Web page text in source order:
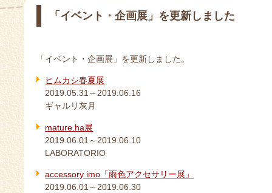
「イベント・企画展」を更新しました
「イベント・企画展」を更新しました。
ヒムカシ春夏展
2019.05.31～2019.06.16
ギャルリ灰月
mature.ha展
2019.06.01～2019.06.10
LABORATORIO
accessory imo「雨色アクセサリー展」
2019.06.01～2019.06.30